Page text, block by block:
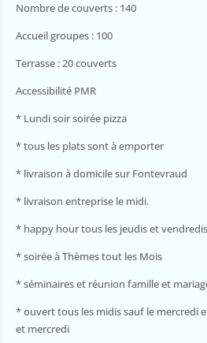
Nombre de couverts : 140
Accueil groupes : 100
Terrasse : 20 couverts
Accessibilité PMR
* Lundi soir soirée pizza
* tous les plats sont à emporter
* livraison à domicile sur Fontevraud
* livraison entreprise le midi.
* happy hour tous les jeudis et
* soirée à Thèmes tout les Mois
* séminaires et réunion famille et
* ouvert tous les midis sauf le mercredi
et mercredi